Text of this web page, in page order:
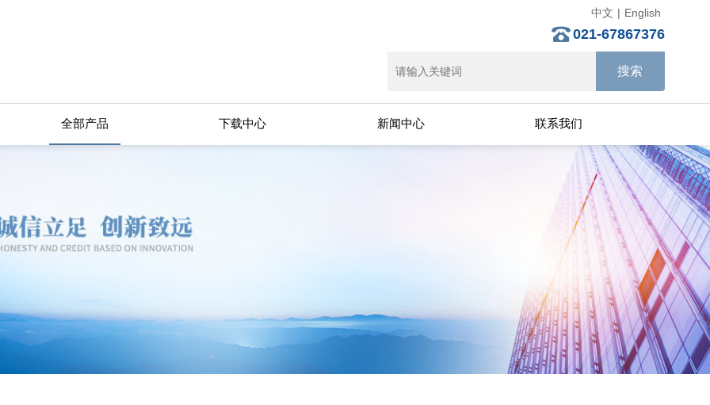
中文 | English
021-67867376
全部产品 下载中心 新闻中心 联系我们